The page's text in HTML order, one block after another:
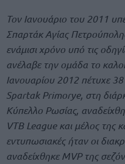
Τον Ιανουάριο του 2011
Σπαρτάκ Αγίας
ενάμισι χρόνο υπό τις
ανέλαβε την ομάδα το
Ιανουαρίου 2012 πέτυχε
Spartak Primorye, στη
Κύπελλο Ρωσίας,
VTB League και μέλος της
εντυπωσιακές ήταν οι
αναδείχθηκε MVP της